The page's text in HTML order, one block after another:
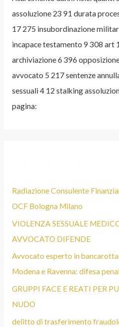
A
T
O
P
E
N
A
L
O
G
N
A
assoluzione 23 91 durata
17 275 insubordinazione
incapace testamento 9 308 art
archiviazione 6 396
avvocato 5 217 sentenze
sessuali 4 12 stalking
pagina:
Radiazione Consulente
OCF Bologna Milano
VIOLENZA SESSUALE
AVVOCATO DIFENDE
Avvocato esperto in
Modena e Ravenna: difesa
GRUPPI FACE E REATI PER
NUDO
delitto di trasferimento